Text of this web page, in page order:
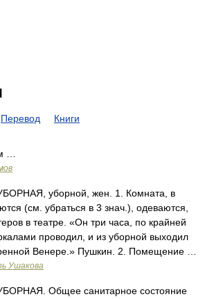
Перевод Книги
…
уборной, жен. 1. Комната, в
(см. убраться в 3 знач.), одеваются,
в театре. «Он три часа, по крайней
проводил, и из уборной выходил
Венере.» Пушкин. 2. Помещение …
Ушакова
Общее санитарное состояние